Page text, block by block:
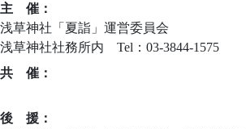
主 催：
浅草神社「夏詣」運営委員会
浅草神社社務所内 Tel：03-3844-1575
共 催：
後 援：